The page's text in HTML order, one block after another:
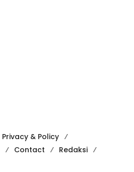
Privacy & Policy
Contact
Redaksi